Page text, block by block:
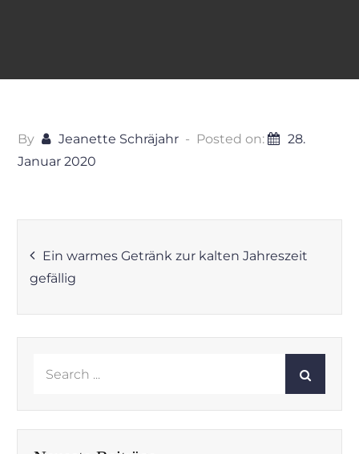
By Jeanette Schräjahr Posted on:
28.
Januar 2020
Beitragsnavigation
Ein warmes Getränk zur kalten Jahreszeit
gefällig